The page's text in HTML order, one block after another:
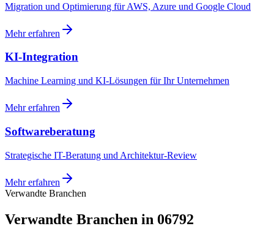
Migration und Optimierung für AWS, Azure und Google Cloud
Mehr erfahren
KI-Integration
Machine Learning und KI-Lösungen für Ihr Unternehmen
Mehr erfahren
Softwareberatung
Strategische IT-Beratung und Architektur-Review
Mehr erfahren
Verwandte Branchen
Verwandte Branchen in 06792